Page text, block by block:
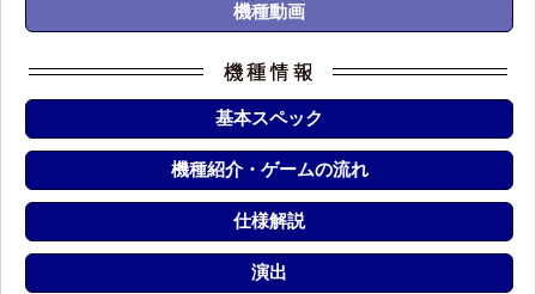
機種動画
基本スペック
機種紹介・ゲームの流れ
仕様解説
演出